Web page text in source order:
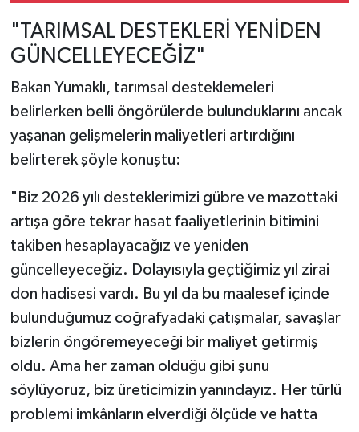
"TARIMSAL DESTEKLERİ YENİDEN
GÜNCELLEYECEĞİZ"
Bakan Yumaklı, tarımsal desteklemeleri
belirlerken belli öngörülerde bulunduklarını ancak
yaşanan gelişmelerin maliyetleri artırdığını
belirterek şöyle konuştu:
"Biz 2026 yılı desteklerimizi gübre ve mazottaki
artışa göre tekrar hasat faaliyetlerinin bitimini
takiben hesaplayacağız ve yeniden
güncelleyeceğiz. Dolayısıyla geçtiğimiz yıl zirai
don hadisesi vardı. Bu yıl da bu maalesef içinde
bulunduğumuz coğrafyadaki çatışmalar, savaşlar
bizlerin öngöremeyeceği bir maliyet getirmiş
oldu. Ama her zaman olduğu gibi şunu
söylüyoruz, biz üreticimizin yanındayız. Her türlü
problemi imkânların elverdiği ölçüde ve hatta